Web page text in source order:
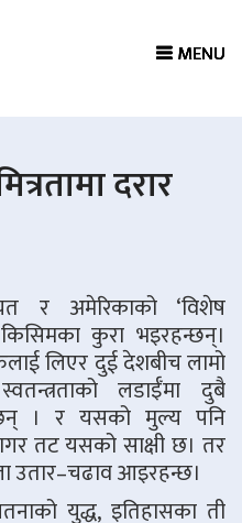
MENU
MENU
MENU
MENU
दरार
र अमेरिकाको ‘विशेष
किसिमका कुरा भइरहन्छन्।
लिएर दुई देशबीच लामो
लडाईँमा दुबै
। र यसको मुल्य पनि
तट यसको साक्षी छ। तर
उतार–चढाव आइरहन्छ।
युद्ध, इतिहासका ती